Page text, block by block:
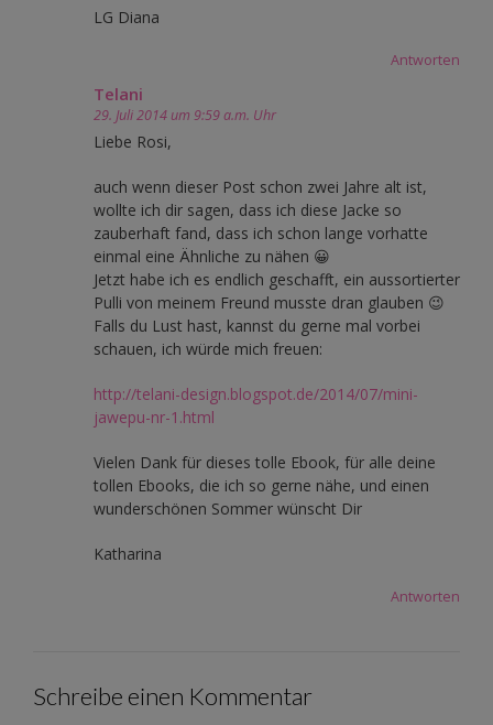
LG Diana
Antworten
Telani
29. Juli 2014 um 9:59 a.m. Uhr
Liebe Rosi,
auch wenn dieser Post schon zwei Jahre alt ist,
wollte ich dir sagen, dass ich diese Jacke so
zauberhaft fand, dass ich schon lange vorhatte
einmal eine Ähnliche zu nähen 😀
Jetzt habe ich es endlich geschafft, ein aussortierter
Pulli von meinem Freund musste dran glauben 😉
Falls du Lust hast, kannst du gerne mal vorbei
schauen, ich würde mich freuen:
http://telani-design.blogspot.de/2014/07/mini-
jawepu-nr-1.html
Vielen Dank für dieses tolle Ebook, für alle deine
tollen Ebooks, die ich so gerne nähe, und einen
wunderschönen Sommer wünscht Dir
Katharina
Antworten
Schreibe einen Kommentar